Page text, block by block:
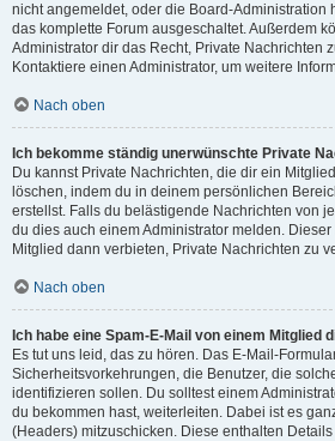
nicht angemeldet, oder die Board-Administration
das komplette Forum ausgeschaltet. Außerdem
Administrator dir das Recht, Private Nachrichten
Kontaktiere einen Administrator, um weitere
Nach oben
Ich bekomme ständig unerwünschte Private
Du kannst Private Nachrichten, die dir ein
löschen, indem du in deinem persönlichen
erstellst. Falls du belästigende Nachrichten von
du dies auch einem Administrator melden.
Mitglied dann verbieten, Private Nachrichten zu
Nach oben
Ich habe eine Spam-E-Mail von einem Mitglied
Es tut uns leid, das zu hören. Das E-Mail-
Sicherheitsvorkehrungen, die Benutzer, die
identifizieren sollen. Du solltest einem
du bekommen hast, weiterleiten. Dabei ist es
(Headers) mitzuschicken. Diese enthalten